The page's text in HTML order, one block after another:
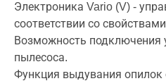
Электроника Vario (V) -
соответствии со
Возможность подключения
пылесоса.
Функция выдувания опилок